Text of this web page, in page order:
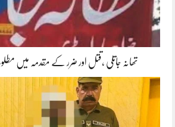
تھانہ جاتلی ،قتل اور ضرر کے مقدمہ میں